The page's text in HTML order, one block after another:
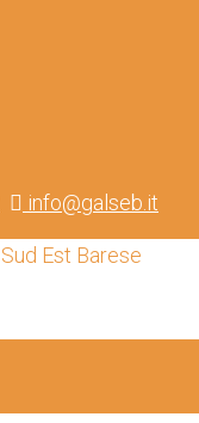
info@galseb.it